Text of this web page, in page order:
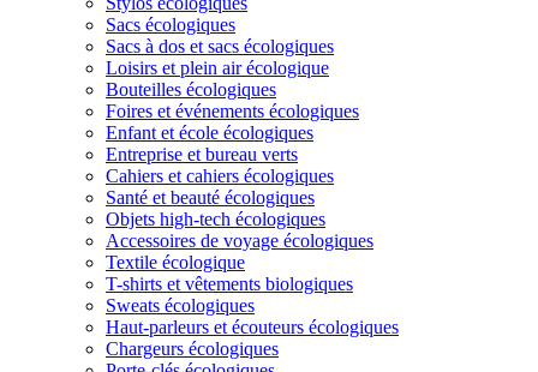
Sacs écologiques
Sacs à dos et sacs écologiques
Loisirs et plein air écologique
Bouteilles écologiques
Foires et événements écologiques
Enfant et école écologiques
Entreprise et bureau verts
Cahiers et cahiers écologiques
Santé et beauté écologiques
Objets high-tech écologiques
Accessoires de voyage écologiques
Textile écologique
T-shirts et vêtements biologiques
Sweats écologiques
Haut-parleurs et écouteurs écologiques
Chargeurs écologiques